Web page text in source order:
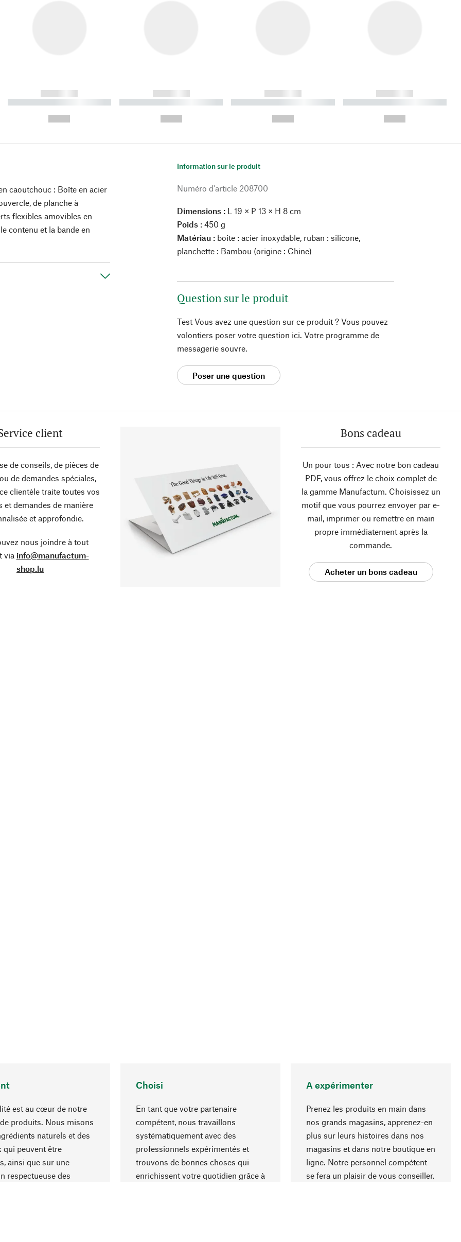
------------
----------- ----------- ----------
------------
----------- ----------- ----------
------------
----------- ----------- ----------
------------
----------- ----------- ----------
caoutchouc : Boîte en acier
de planche à
flexibles amovibles en
contenu et la bande en
Information sur le produit
Numéro d'article 208700
Dimensions : L 19 × P 13 × H 8 cm
Poids : 450 g
Matériau : boîte : acier inoxydable, ruban : silicone,
planchette : Bambou (origine : Chine)
Question sur le produit
Test Vous avez une question sur ce produit ? Vous pouvez
volontiers poser votre question ici. Votre programme de
messagerie souvre.
Poser une question
client
de conseils, de pièces de
de demandes spéciales,
clientèle traite toutes vos
et demandes de manière
et approfondie.
nous joindre à tout
via info@manufactum-
shop.lu
Bons cadeau
Un pour tous : Avec notre bon cadeau
PDF, vous offrez le choix complet de
la gamme Manufactum. Choisissez un
motif que vous pourrez envoyer par e-
mail, imprimer ou remettre en main
propre immédiatement après la
commande.
Acheter un bons cadeau
est au cœur de notre
produits. Nous misons
naturels et des
qui peuvent être
ainsi que sur une
respectueuse des
Choisi
En tant que votre partenaire
compétent, nous travaillons
systématiquement avec des
professionnels expérimentés et
trouvons de bonnes choses qui
enrichissent votre quotidien grâce à
A expérimenter
Prenez les produits en main dans
nos grands magasins, apprenez-en
plus sur leurs histoires dans nos
magasins et dans notre boutique en
ligne. Notre personnel compétent
se fera un plaisir de vous conseiller.